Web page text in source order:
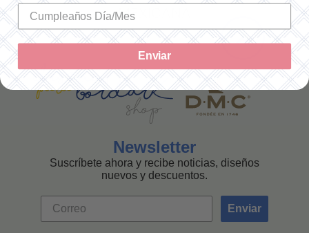
MEXICANA
Newsletter
Suscríbete ahora y recibe noticias, diseños
nuevos y descuentos.
Enviar
Enviar